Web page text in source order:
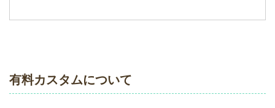
有料カスタムについて